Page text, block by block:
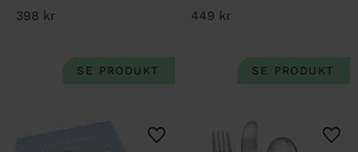
398 kr
personlig gravyr.
449 kr
Lägg till i favoriter